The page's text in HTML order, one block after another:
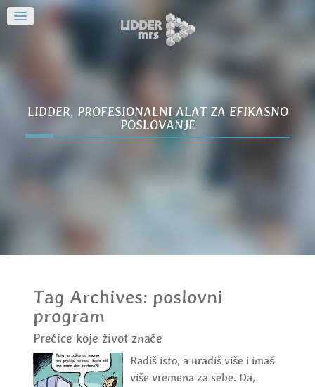
LIDDER, PROFESIONALNI ALAT ZA EFIKASNO
POSLOVANJE
Tag Archives: poslovni
program
Prečice koje život znače
Radiš isto, a uradiš više i imaš
više vremena za sebe. Da,